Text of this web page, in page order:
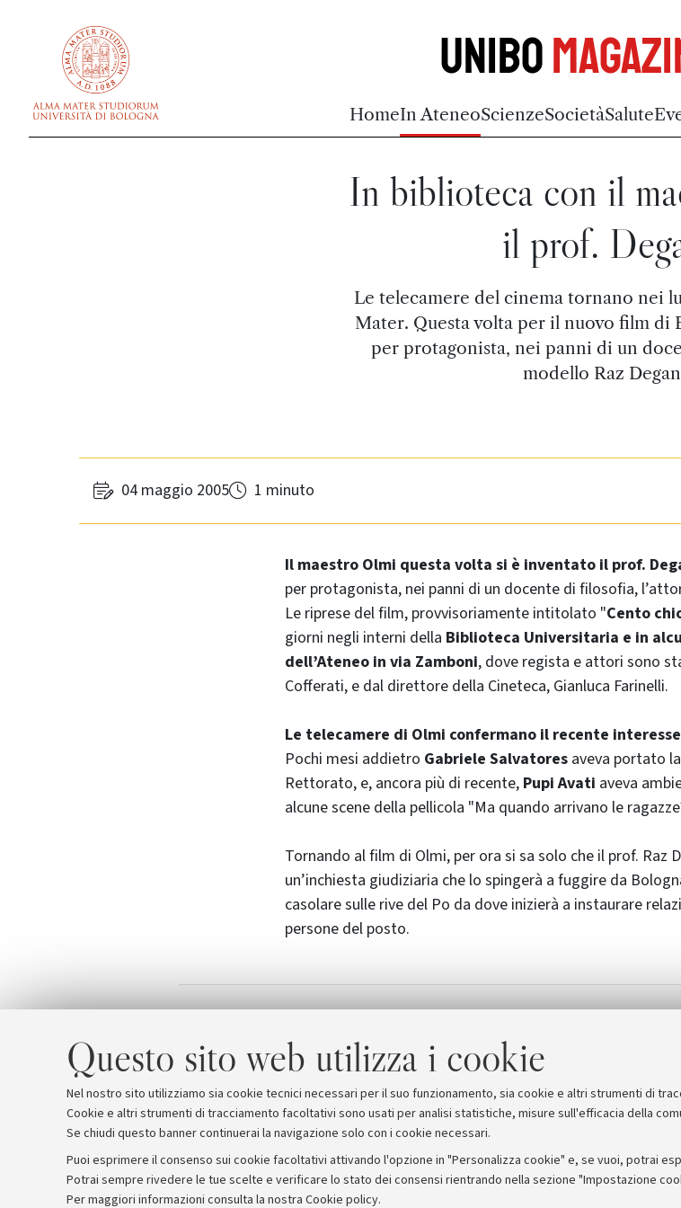
Questo sito web utilizza i cookie
Nel nostro sito utilizziamo sia cookie tecnici necessari per il suo funzionamento, sia cookie e altri strumenti di
Cookie e altri strumenti di tracciamento facoltativi sono usati per analisi statistiche, misure sull'efficacia della
Se chiudi questo banner continuerai la navigazione solo con i cookie necessari.
Puoi esprimere il consenso sui cookie facoltativi attivando l'opzione in "Personalizza cookie" e, se vuoi, potrai
Potrai sempre rivedere le tue scelte e verificare lo stato dei consensi rientrando nella sezione "Impostazione
Per maggiori informazioni consulta la nostra Cookie policy.
Unibo
HomeIn AteneoScienzeSocietàSalute
In biblioteca con il
il prof.
Le telecamere del cinema tornano nei
Mater. Questa volta per il nuovo film di
per protagonista, nei panni di un
modello Raz
04 maggio 2005 1 minuto
Il maestro Olmi questa volta si è inventato il prof.
per protagonista, nei panni di un docente di filosofia,
Le riprese del film, provvisoriamente intitolato "Cento
giorni negli interni della Biblioteca Universitaria e in
dell’Ateneo in via Zamboni, dove regista e attori sono
Cofferati, e dal direttore della Cineteca, Gianluca Farinelli.
Le telecamere di Olmi confermano il recente
Pochi mesi addietro Gabriele Salvatores aveva portato
Rettorato, e, ancora più di recente, Pupi Avati aveva
alcune scene della pellicola "Ma quando arrivano le
Tornando al film di Olmi, per ora si sa solo che il prof. Raz
un’inchiesta giudiziaria che lo spingerà a fuggire da
casolare sulle rive del Po da dove inizierà a instaurare
persone del posto.
Allegati
Archivio Comunicati stampa Redazione Rassegna stampa